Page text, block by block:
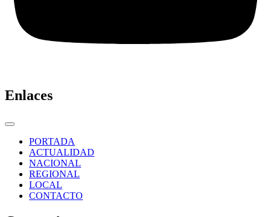
Enlaces
PORTADA
ACTUALIDAD
NACIONAL
REGIONAL
LOCAL
CONTACTO